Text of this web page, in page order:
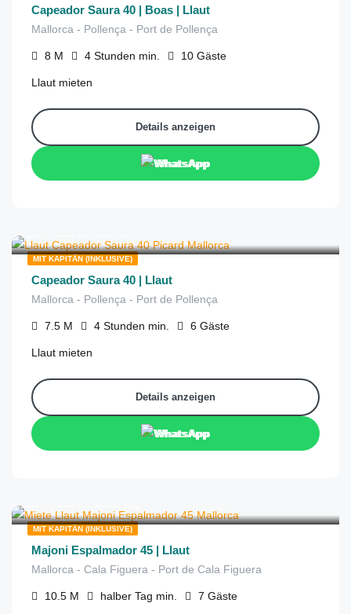
Capeador Saura 40 | Boas | Llaut
Mallorca - Pollença - Port de Pollença
8 M 4 Stunden min. 10 Gäste
Llaut mieten
Details anzeigen
WhatsApp
MIT KAPITÄN (INKLUSIVE)
Capeador Saura 40 | Llaut
Mallorca - Pollença - Port de Pollença
7.5 M 4 Stunden min. 6 Gäste
Llaut mieten
Details anzeigen
WhatsApp
MIT KAPITÄN (INKLUSIVE)
Majoni Espalmador 45 | Llaut
Mallorca - Cala Figuera - Port de Cala Figuera
10.5 M halber Tag min. 7 Gäste